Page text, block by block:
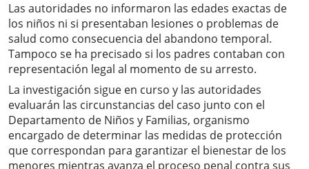
Las autoridades no informaron las edades exactas de
los niños ni si presentaban lesiones o problemas de
salud como consecuencia del abandono temporal.
Tampoco se ha precisado si los padres contaban con
representación legal al momento de su arresto.
La investigación sigue en curso y las autoridades
evaluarán las circunstancias del caso junto con el
Departamento de Niños y Familias, organismo
encargado de determinar las medidas de protección
que correspondan para garantizar el bienestar de los
menores mientras avanza el proceso penal contra sus